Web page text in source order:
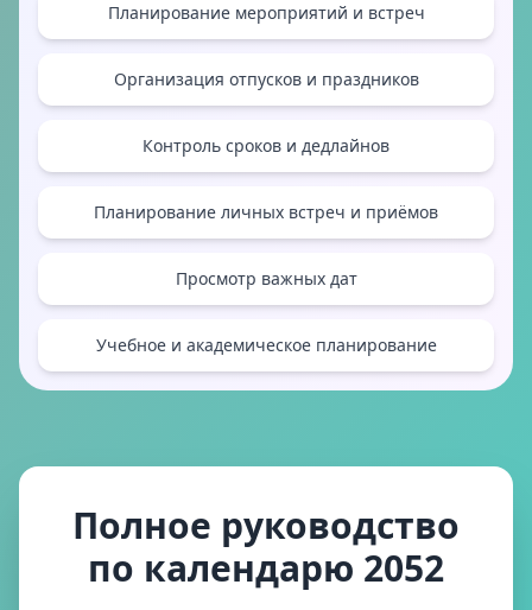
Планирование мероприятий и встреч
Организация отпусков и праздников
Контроль сроков и дедлайнов
Планирование личных встреч и приёмов
Просмотр важных дат
Учебное и академическое планирование
Полное руководство
по календарю 2052